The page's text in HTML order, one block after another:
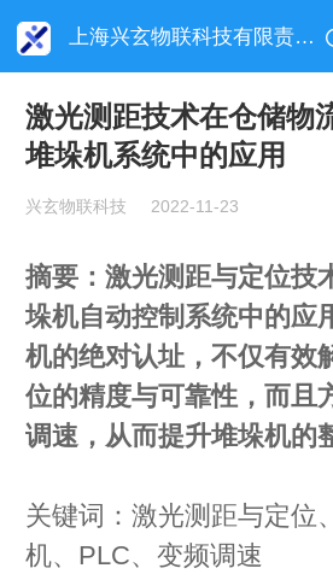
上海兴玄物联科技有限责任公司
激光测距技术在仓储物
堆垛机系统中的应用
兴玄物联科技 2022-11-23
摘要：激光测距与定位技
垛机自动控制系统中的应
机的绝对认址，不仅有效
位的精度与可靠性，而且
调速，从而提升堆垛机的
关键词：激光测距与定位
机、PLC、变频调速